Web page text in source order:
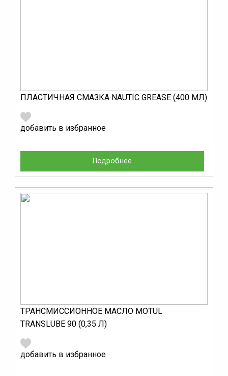
ПЛАСТИЧНАЯ СМАЗКА NAUTIC GREASE (400 МЛ)
Подробнее
добавить в избранное
ТРАНСМИССИОННОЕ МАСЛО MOTUL
TRANSLUBE 90 (0,35 Л)
добавить в избранное